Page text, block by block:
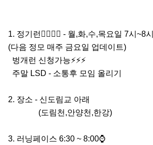
1. 정기런🏃‍♀️🏃‍♂️ - 월,화,수,목요일 7시~8시
(다음 정모 매주 금요일 업데이트)
벙개런 신청가능⚡️⚡️⚡️
주말 LSD - 소통후 모임 올리기
2. 장소 - 신도림교 아래
(도림천,안양천,한강)
3. 러닝페이스 6:30 ~ 8:00⌚️